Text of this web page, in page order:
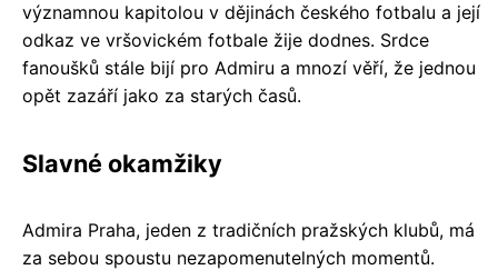
významnou kapitolou v dějinách českého fotbalu a její
odkaz ve vršovickém fotbale žije dodnes. Srdce
fanoušků stále bijí pro Admiru a mnozí věří, že jednou
opět zazáří jako za starých časů.
Slavné okamžiky
Admira Praha, jeden z tradičních pražských klubů, má
za sebou spoustu nezapomenutelných momentů.